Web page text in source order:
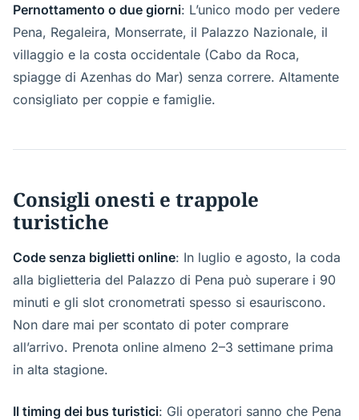
Pernottamento o due giorni: L’unico modo per vedere
Pena, Regaleira, Monserrate, il Palazzo Nazionale, il
villaggio e la costa occidentale (Cabo da Roca,
spiagge di Azenhas do Mar) senza correre. Altamente
consigliato per coppie e famiglie.
Consigli onesti e trappole
turistiche
Code senza biglietti online: In luglio e agosto, la coda
alla biglietteria del Palazzo di Pena può superare i 90
minuti e gli slot cronometrati spesso si esauriscono.
Non dare mai per scontato di poter comprare
all’arrivo. Prenota online almeno 2–3 settimane prima
in alta stagione.
Il timing dei bus turistici: Gli operatori sanno che Pena